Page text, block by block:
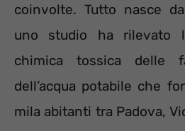
coinvolte. Tutto nasce
uno studio ha rilevato
chimica tossica delle
dell’acqua potabile che
mila abitanti tra Padova,